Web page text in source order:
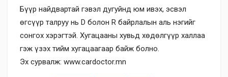
Бүүр найдвартай гэвэл дугуйнд юм ивэх, эсвэл
өгсүүр талруу нь D болон R байрлалын аль нэгийг
сонгох хэрэгтэй. Хугацааны хувьд хөдөлгүүр халлаа
гэж үзэх тийм хугацаагаар байж болно.
Эх сурвалж: www.cardoctor.mn